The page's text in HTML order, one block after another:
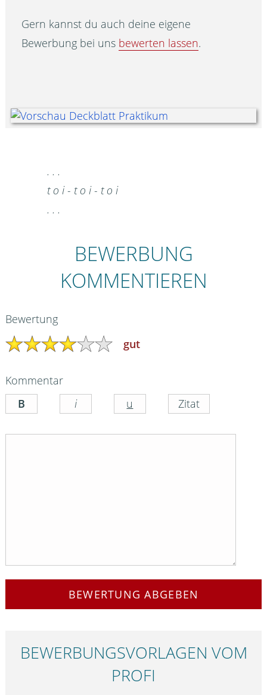
Gern kannst du auch deine eigene
Bewerbung bei uns bewerten lassen.
. . .
t o i - t o i - t o i
. . .
BEWERBUNG
KOMMENTIEREN
Bewertung
gut
Kommentar
BEWERTUNG ABGEBEN
BEWERBUNGS­VORLAGEN VOM
PROFI